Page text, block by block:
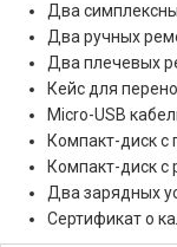
Два
Два ручных
Два плечевых
Кейс для
Micro-USB
Компакт-диск
Компакт-диск с
Два зарядных
Сертификат о